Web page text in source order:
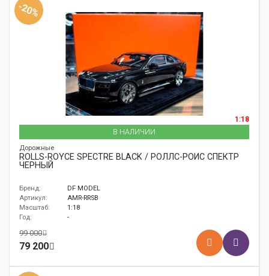
-20%
1:18
В НАЛИЧИИ
Дорожные
ROLLS-ROYCE SPECTRE BLACK / РОЛЛС-РОЙС СПЕКТР
ЧЕРНЫЙ
Бренд:
DF MODEL
Артикул:
AMR-RRSB
Масштаб:
1:18
Год:
-
99 000
79 200